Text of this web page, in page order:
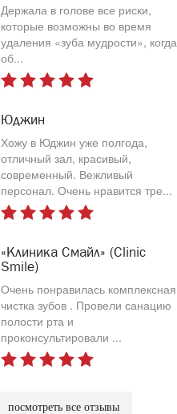
Держала в голове все риски,
которые возможны во время
удаления «зуба мудрости», когда
об...
Юджин
Хожу в Юджин уже полгода,
отличный зал, красивый,
современный. Вежливый
персонал. Очень нравится тре...
«Клиника Смайл» (Clinic
Smile)
Очень понравилась комплексная
чистка зубов . Провели санацию
полости рта и
проконсультировали ...
посмотреть все отзывы